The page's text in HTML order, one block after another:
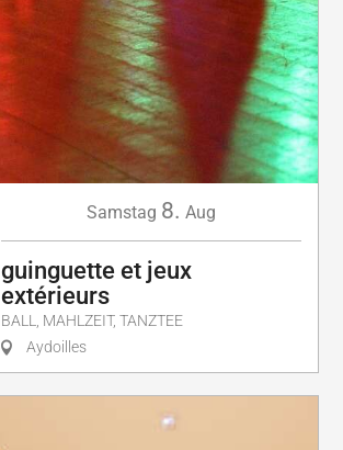
Samstag 8. Aug
guinguette et jeux
extérieurs
BALL, MAHLZEIT, TANZTEE
Aydoilles